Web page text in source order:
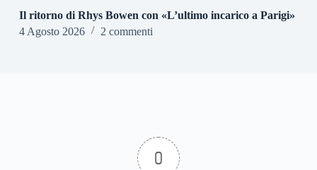
Il ritorno di Rhys Bowen con «L’ultimo incarico a Parigi»
4 Agosto 2026
2 commenti
0